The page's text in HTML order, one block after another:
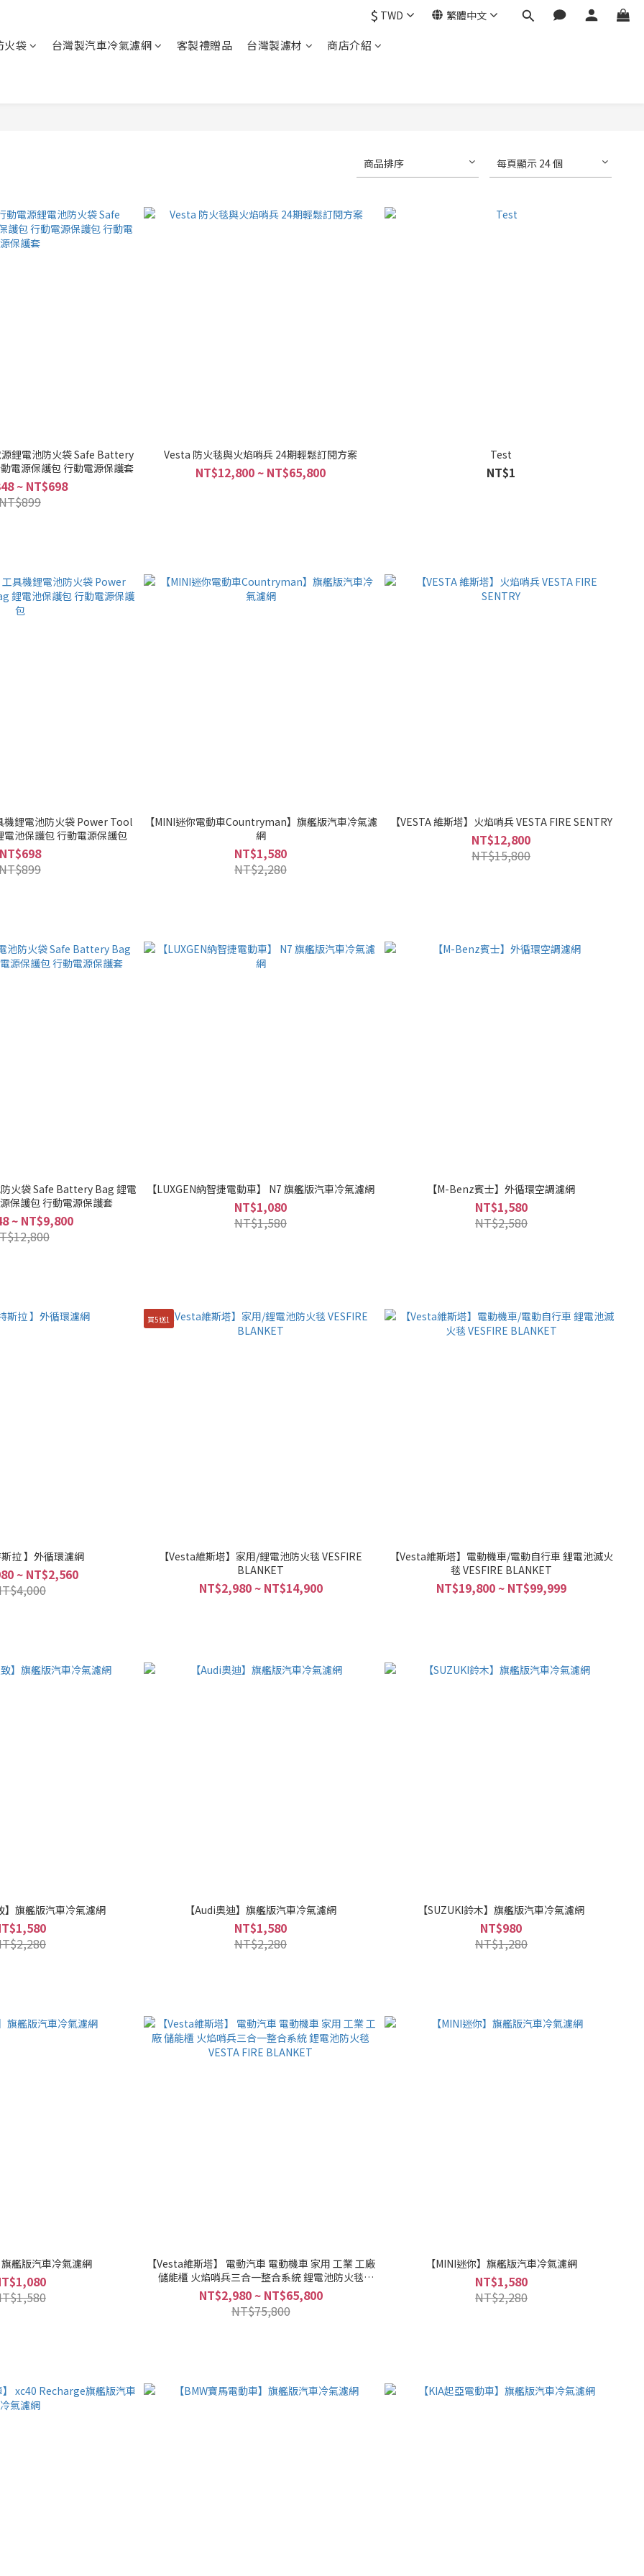
$ TWD 繁體中文
火袋 台灣製汽車冷氣濾網 客製禮贈品 台灣製濾材
商店介紹
商品排序 每頁顯示 24 個
鋰電池防火袋 Safe Battery
電源保護包 行動電源保護套
~ NT$698
Vesta 防火毯與火焰哨兵 24期輕鬆訂閱方案
NT$12,800 ~ NT$65,800
Test
NT$1
機鋰電池防火袋 Power Tool
池保護包 行動電源保護包
NT$698
【MINI迷你電動車Countryman】旗艦版汽車冷氣濾
網
NT$1,580
NT$2,280
【VESTA 維斯塔】火焰哨兵 VESTA FIRE SENTRY
NT$12,800
NT$15,800
火袋 Safe Battery Bag 鋰電
保護包 行動電源保護套
~ NT$9,800
【LUXGEN納智捷電動車】 N7 旗艦版汽車冷氣濾網
NT$1,080
NT$1,580
【M-Benz賓士】外循環空調濾網
NT$1,580
NT$2,580
斯拉 】外循環濾網
~ NT$2,560
買5送1
【Vesta維斯塔】家用/鋰電池防火毯 VESFIRE
BLANKET
NT$2,980 ~ NT$14,900
【Vesta維斯塔】電動機車/電動自行車 鋰電池滅火
毯 VESFIRE BLANKET
NT$19,800 ~ NT$99,999
】旗艦版汽車冷氣濾網 【Audi奧迪】旗艦版汽車冷氣濾網
NT$1,580
NT$2,280
【SUZUKI鈴木】旗艦版汽車冷氣濾網
NT$980
NT$1,280
旗艦版汽車冷氣濾網
【Vesta維斯塔】 電動汽車 電動機車 家用 工業 工廠
儲能櫃 火焰哨兵三合一整合系統 鋰電池防火毯
VESTA FIRE BLANKET
NT$2,980 ~ NT$65,800
NT$75,800
【MINI迷你】旗艦版汽車冷氣濾網
NT$1,580
NT$2,280